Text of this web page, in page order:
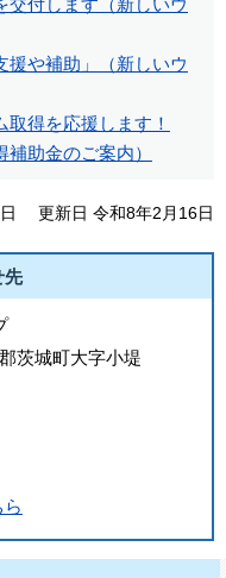
援や補助」（新しいウ
得を応援します！
補助金のご案内）
更新日 令和8年2月16日
先
茨城町大字小堤